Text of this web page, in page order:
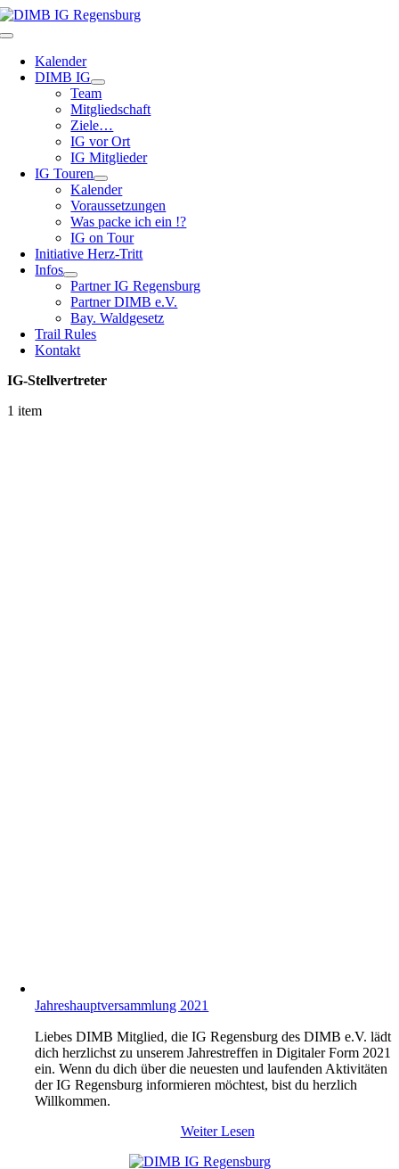
Zum
Inhalt
Toggle
NavigationKalender
DIMB IG
Team
Mitgliedschaft
Ziele…
IG vor Ort
IG Mitglieder
IG Touren
Kalender
Voraussetzungen
Was packe ich ein !?
IG on Tour
Initiative Herz-Tritt
Infos
Partner IG Regensburg
Partner DIMB e.V.
Bay. Waldgesetz
Trail Rules
Kontakt
IG-Stellvertreter
1 item
Jahreshauptversammlung 2021
Liebes DIMB Mitglied, die IG Regensburg des DIMB e.V. lädt
dich herzlichst zu unserem Jahrestreffen in Digitaler Form 2021
ein. Wenn du dich über die neuesten und laufenden Aktivitäten
der IG Regensburg informieren möchtest, bist du herzlich
Willkommen.
Weiter Lesen